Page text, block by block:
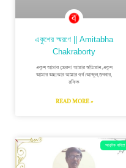
একুশের স্মরণে || Amitabha
Chakraborty
একুশ আমার প্রেরণা আমার স্বভিমান,একুশ
আমার অহংকার আমার গর্ব।আব্দুল,জব্বার,
রফিক
READ MORE »
আধুনিক কবিতা